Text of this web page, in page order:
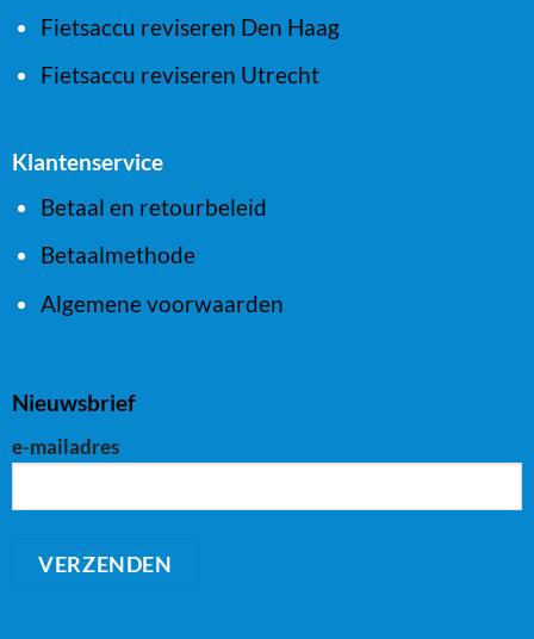
Fietsaccu reviseren Den Haag
Fietsaccu reviseren Utrecht
Klantenservice
Betaal en retourbeleid
Betaalmethode
Algemene voorwaarden
Nieuwsbrief
e-mailadres